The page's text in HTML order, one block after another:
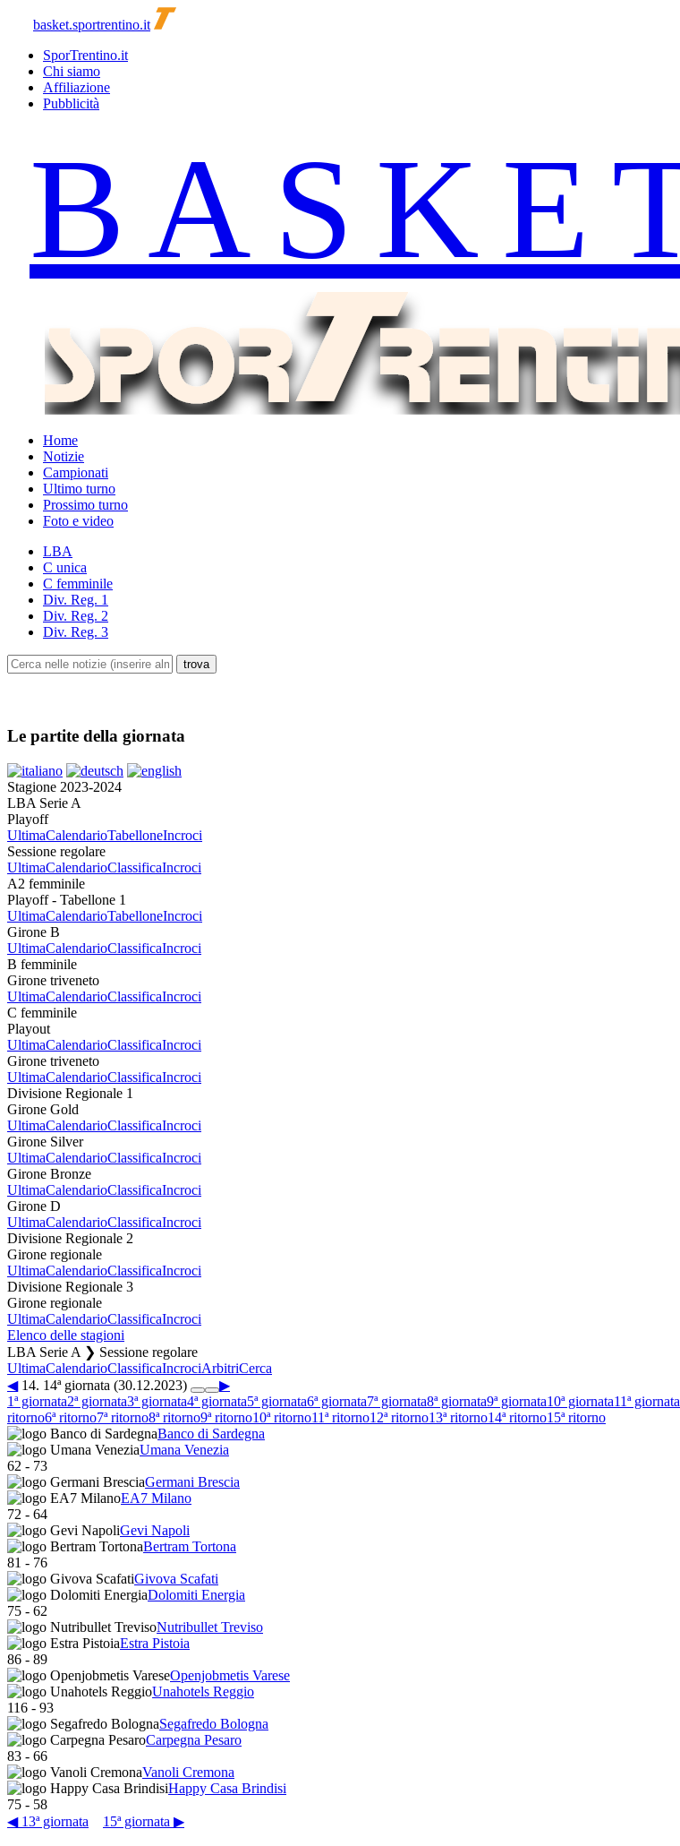
basket.sportrentino.it
SporTrentino.it
Chi siamo
Affiliazione
Pubblicità
Home
Notizie
Campionati
Ultimo turno
Prossimo turno
Foto e video
LBA
C unica
C femminile
Div. Reg. 1
Div. Reg. 2
Div. Reg. 3
Le partite della giornata
Stagione 2023-2024
LBA Serie A
Playoff
UltimaCalendarioTabelloneIncroci
Sessione regolare
UltimaCalendarioClassificaIncroci
A2 femminile
Playoff - Tabellone 1
UltimaCalendarioTabelloneIncroci
Girone B
UltimaCalendarioClassificaIncroci
B femminile
Girone triveneto
UltimaCalendarioClassificaIncroci
C femminile
Playout
UltimaCalendarioClassificaIncroci
Girone triveneto
UltimaCalendarioClassificaIncroci
Divisione Regionale 1
Girone Gold
UltimaCalendarioClassificaIncroci
Girone Silver
UltimaCalendarioClassificaIncroci
Girone Bronze
UltimaCalendarioClassificaIncroci
Girone D
UltimaCalendarioClassificaIncroci
Divisione Regionale 2
Girone regionale
UltimaCalendarioClassificaIncroci
Divisione Regionale 3
Girone regionale
UltimaCalendarioClassificaIncroci
Elenco delle stagioni
LBA Serie A ❯ Sessione regolare
UltimaCalendarioClassificaIncrociArbitriCerca
◀14. 14ª giornata (30.12.2023)
▶
1ª giornata2ª giornata3ª giornata4ª giornata5ª giornata6ª giornata7ª giornata8ª giornata9ª giornata10ª giornata11ª giornata
ritorno6ª ritorno7ª ritorno8ª ritorno9ª ritorno10ª ritorno11ª ritorno12ª ritorno13ª ritorno14ª ritorno15ª ritorno
Banco di Sardegna
Umana Venezia
62 - 73
Germani Brescia
EA7 Milano
72 - 64
Gevi Napoli
Bertram Tortona
81 - 76
Givova Scafati
Dolomiti Energia
75 - 62
Nutribullet Treviso
Estra Pistoia
86 - 89
Openjobmetis Varese
Unahotels Reggio
116 - 93
Segafredo Bologna
Carpegna Pesaro
83 - 66
Vanoli Cremona
Happy Casa Brindisi
75 - 58
◀ 13ª giornata
15ª giornata ▶